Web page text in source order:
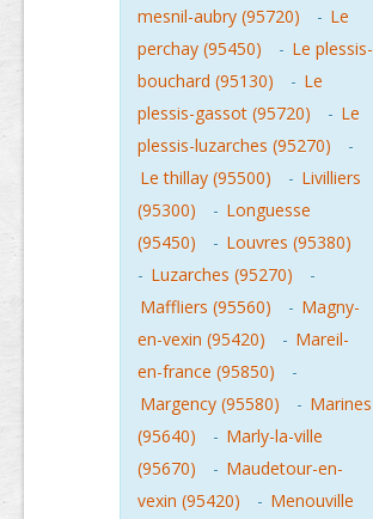
mesnil-aubry (95720)
- Le
perchay (95450)
- Le plessis-
bouchard (95130)
- Le
plessis-gassot (95720)
- Le
plessis-luzarches (95270)
-
Le thillay (95500)
- Livilliers
(95300)
- Longuesse
(95450)
- Louvres (95380)
- Luzarches (95270)
-
Maffliers (95560)
- Magny-
en-vexin (95420)
- Mareil-
en-france (95850)
-
Margency (95580)
- Marines
(95640)
- Marly-la-ville
(95670)
- Maudetour-en-
vexin (95420)
- Menouville